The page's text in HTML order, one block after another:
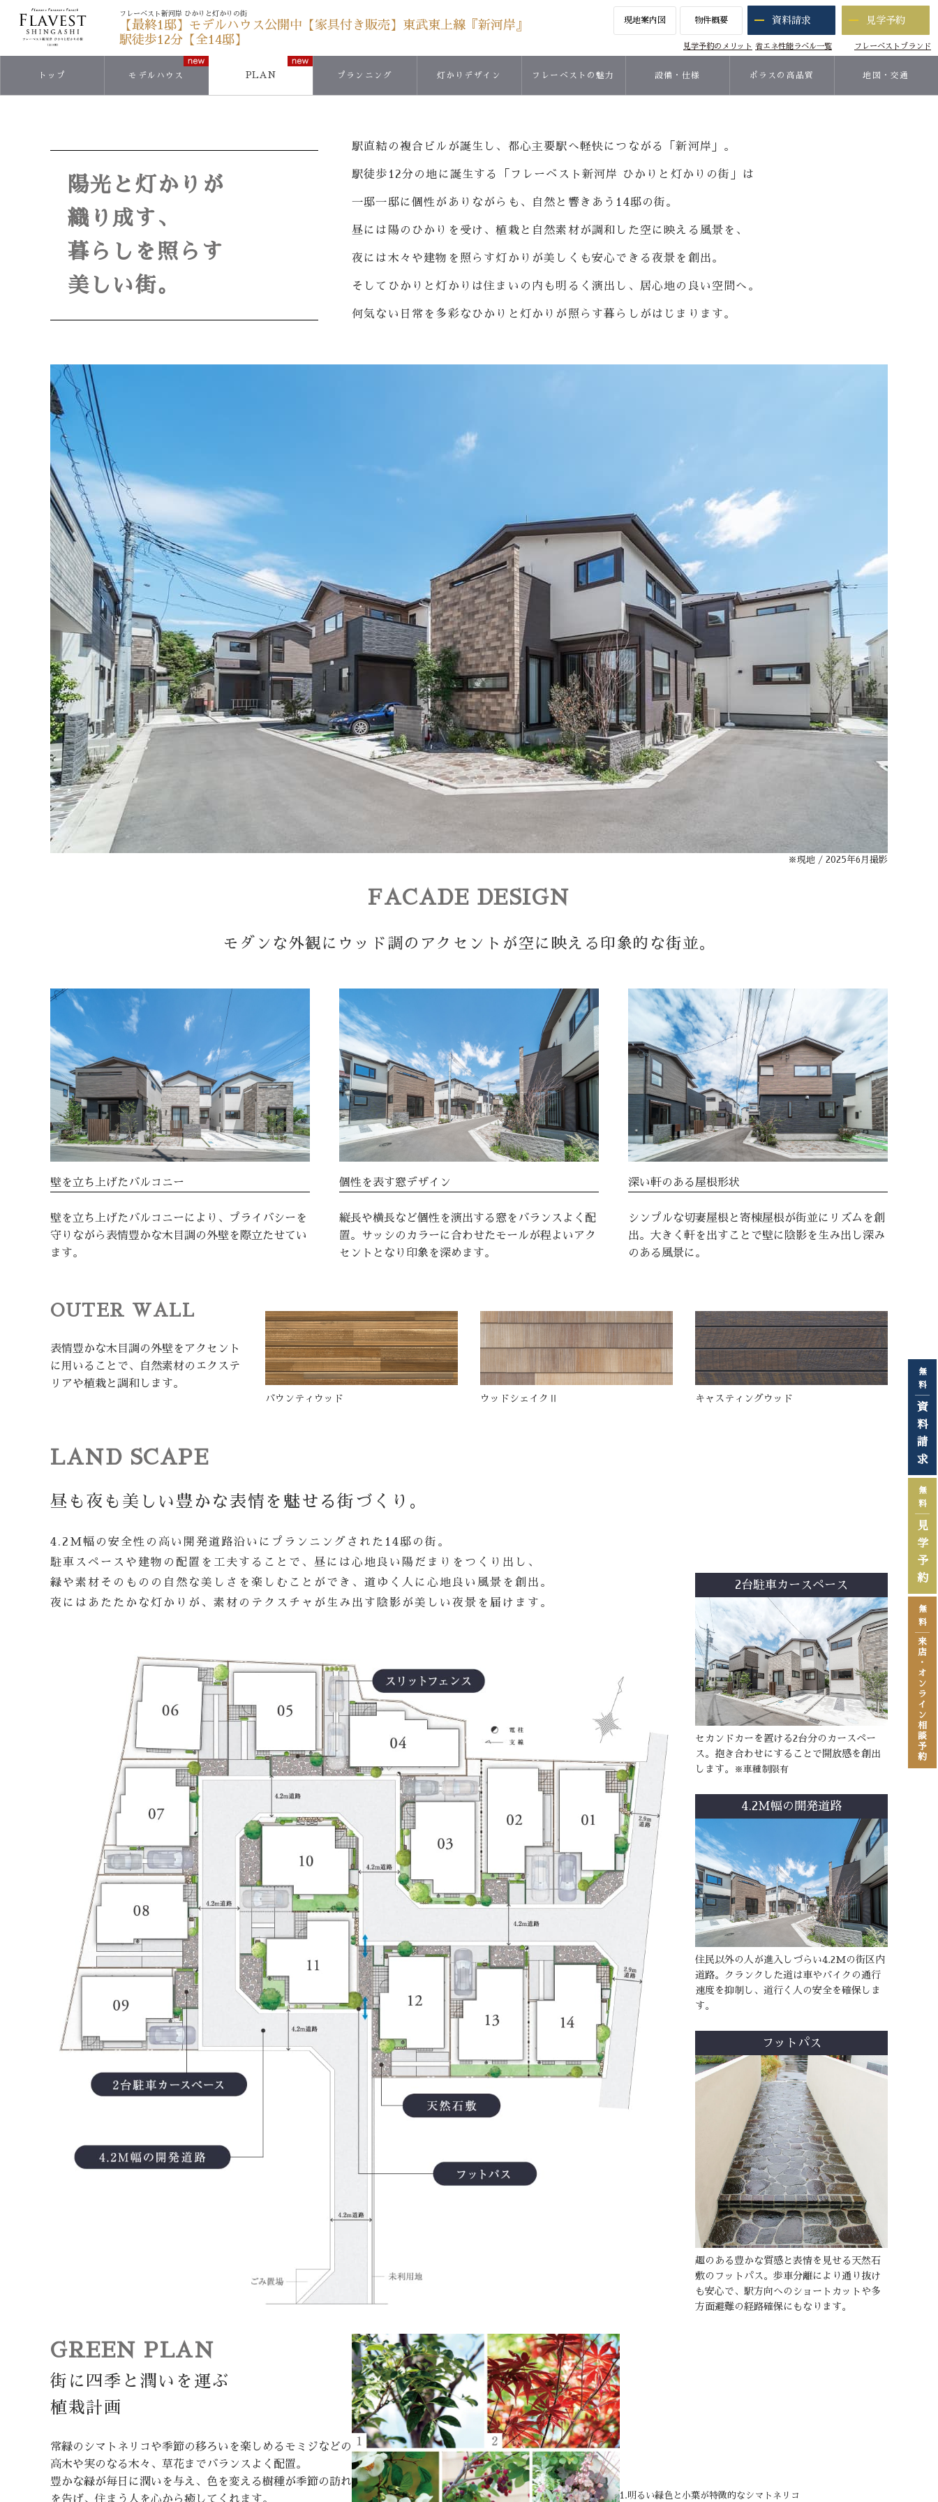
フレーベスト新河岸 ひかりと灯かりの街
【最終1邸】モデルハウス公開中【家具付き販売】東武東上線『新河岸』
駅徒歩12分【全14邸】
現地案内図 物件概要 資料請求 見学予約
見学予約のメリット 省エネ性能ラベル一覧 フレーベストブランド
トップ モデルハウス PLAN プランニング 灯かりデザイン フレーベストの魅力 設備・仕様 ポラスの高品質 地図・交通
陽光と灯かりが
織り成す、
暮らしを照らす
美しい街。
駅直結の複合ビルが誕生し、都心主要駅へ軽快につながる「新河岸」。
駅徒歩12分の地に誕生する「フレーベスト新河岸 ひかりと灯かりの街」は
一邸一邸に個性がありながらも、自然と響きあう14邸の街。
昼には陽のひかりを受け、植栽と自然素材が調和した空に映える風景を、
夜には木々や建物を照らす灯かりが美しくも安心できる夜景を創出。
そしてひかりと灯かりは住まいの内も明るく演出し、居心地の良い空間へ。
何気ない日常を多彩なひかりと灯かりが照らす暮らしがはじまります。
※現地 / 2025年6月撮影
FACADE DESIGN
モダンな外観にウッド調のアクセントが空に映える印象的な街並。
壁を立ち上げたバルコニー
壁を立ち上げたバルコニーにより、プライバシーを
守りながら表情豊かな木目調の外壁を際立たせてい
ます。
個性を表す窓デザイン
縦長や横長など個性を演出する窓をバランスよく配
置。サッシのカラーに合わせたモールが程よいアク
セントとなり印象を深めます。
深い軒のある屋根形状
シンプルな切妻屋根と寄棟屋根が街並にリズムを創
出。大きく軒を出すことで壁に陰影を生み出し深み
のある風景に。
OUTER WALL
表情豊かな木目調の外壁をアクセント
に用いることで、自然素材のエクステ
リアや植栽と調和します。
バウンティウッド ウッドシェイクⅡ キャスティングウッド
LAND SCAPE
昼も夜も美しい豊かな表情を魅せる街づくり。
4.2M幅の安全性の高い開発道路沿いにプランニングされた14邸の街。
駐車スペースや建物の配置を工夫することで、昼には心地良い陽だまりをつくり出し、
緑や素材そのものの自然な美しさを楽しむことができ、道ゆく人に心地良い風景を創出。
夜にはあたたかな灯かりが、素材のテクスチャが生み出す陰影が美しい夜景を届けます。
2台駐車カースペース
セカンドカーを置ける2台分のカースペー
ス。抱き合わせにすることで開放感を創出
します。
※車種制限有
4.2M幅の開発道路
住民以外の人が進入しづらい4.2Mの街区内
道路。クランクした道は車やバイクの通行
速度を抑制し、道行く人の安全を確保しま
す。
フットパス
趣のある豊かな質感と表情を見せる天然石
敷のフットパス。歩車分離により通り抜け
も安心で、駅方向へのショートカットや多
方面避難の経路確保にもなります。
GREEN PLAN
街に四季と潤いを運ぶ
植栽計画
常緑のシマトネリコや季節の移ろいを楽しめるモミジなどの
高木や実のなる木々、草花までバランスよく配置。
豊かな緑が毎日に潤いを与え、色を変える樹種が季節の訪れ
を告げ、住まう人を心から癒してくれます。
1.明るい緑色と小葉が特徴的なシマトネリコ
無
料
資
料
請
求
無
料
見
学
予
約
無
料
来
店
・
オ
ン
ラ
イ
ン
相
談
予
約